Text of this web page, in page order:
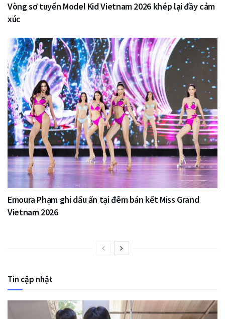
Vòng sơ tuyển Model Kid Vietnam 2026 khép lại đầy cảm
xúc
Emoura Phạm ghi dấu ấn tại đêm bán kết Miss Grand
Vietnam 2026
Tin cập nhật